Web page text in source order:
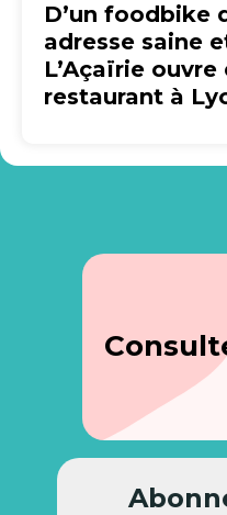
D’un foodbike
adresse saine
L’Açaïrie
restaurant à